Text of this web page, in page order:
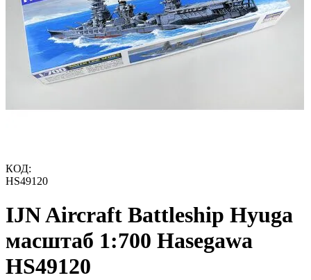
КОД:
HS49120
IJN Aircraft Battleship Hyuga
масштаб 1:700 Hasegawa
HS49120